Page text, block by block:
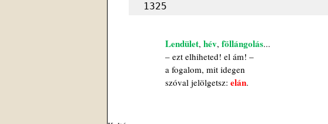
1325
Lendület, hév, föllángolás...
– ezt elhiheted! el ám! –
a fogalom, mit idegen
szóval jelölgetsz: elán.